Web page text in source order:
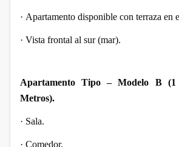
· Apartamento disponible con terraza en
· Vista frontal al sur (mar).
Apartamento Tipo – Modelo B
Metros).
· Sala.
· Comedor.